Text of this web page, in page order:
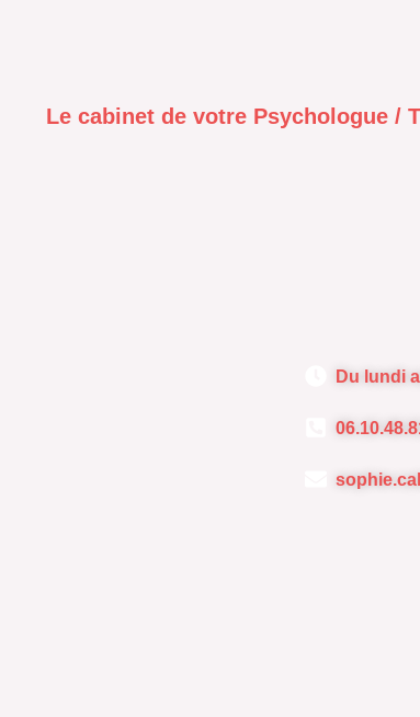
Le cabinet de votre Psychologue /
Du lundi